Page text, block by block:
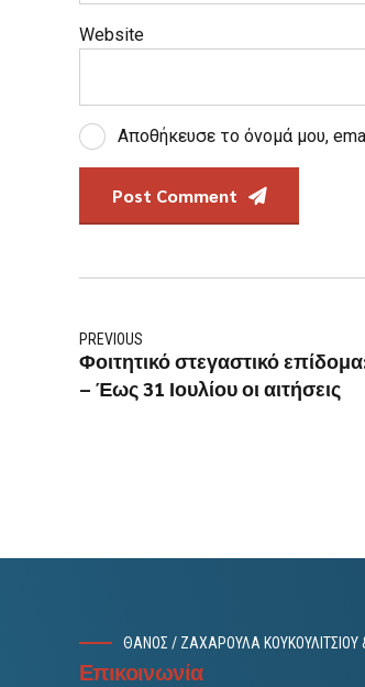
Website
Αποθήκευσε το όνομά μου,
Post Comment
PREVIOUS
Φοιτητικό στεγαστικό
– Έως 31 Ιουλίου οι αιτήσεις
ΘΑΝΟΣ / ΖΑΧΑΡΟΥΛΑ ΚΟΥΚΟΥΛΙΤΣΙΟΥ
Επικοινωνία